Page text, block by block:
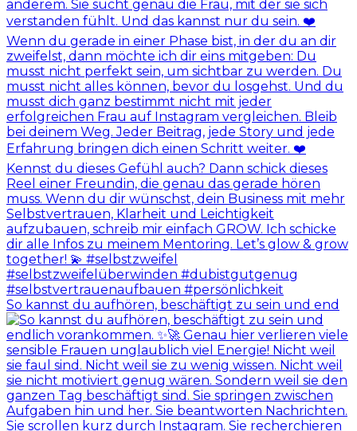
So kannst du aufhören, beschäftigt zu sein und end